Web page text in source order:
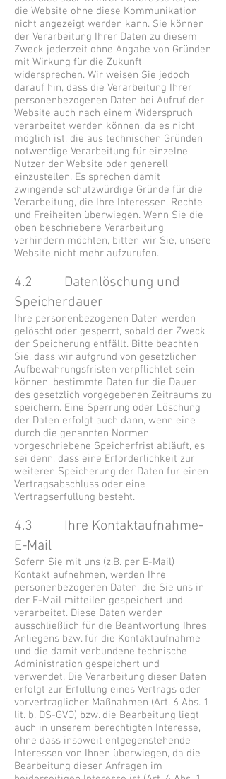
die Website ohne diese Kommunikation
nicht angezeigt werden kann. Sie können
der Verarbeitung Ihrer Daten zu diesem
Zweck jederzeit ohne Angabe von Gründen
mit Wirkung für die Zukunft
widersprechen. Wir weisen Sie jedoch
darauf hin, dass die Verarbeitung Ihrer
personenbezogenen Daten bei Aufruf der
Website auch nach einem Widerspruch
verarbeitet werden können, da es nicht
möglich ist, die aus technischen Gründen
notwendige Verarbeitung für einzelne
Nutzer der Website oder generell
einzustellen. Es sprechen damit
zwingende schutzwürdige Gründe für die
Verarbeitung, die Ihre Interessen, Rechte
und Freiheiten überwiegen. Wenn Sie die
oben beschriebene Verarbeitung
verhindern möchten, bitten wir Sie, unsere
Website nicht mehr aufzurufen.
4.2 Datenlöschung und
Speicherdauer
Ihre personenbezogenen Daten werden
gelöscht oder gesperrt, sobald der Zweck
der Speicherung entfällt. Bitte beachten
Sie, dass wir aufgrund von gesetzlichen
Aufbewahrungsfristen verpflichtet sein
können, bestimmte Daten für die Dauer
des gesetzlich vorgegebenen Zeitraums zu
speichern. Eine Sperrung oder Löschung
der Daten erfolgt auch dann, wenn eine
durch die genannten Normen
vorgeschriebene Speicherfrist abläuft, es
sei denn, dass eine Erforderlichkeit zur
weiteren Speicherung der Daten für einen
Vertragsabschluss oder eine
Vertragserfüllung besteht.
4.3 Ihre Kontaktaufnahme-
E-Mail
Sofern Sie mit uns (z.B. per E-Mail)
Kontakt aufnehmen, werden Ihre
personenbezogenen Daten, die Sie uns in
der E-Mail mitteilen gespeichert und
verarbeitet. Diese Daten werden
ausschließlich für die Beantwortung Ihres
Anliegens bzw. für die Kontaktaufnahme
und die damit verbundene technische
Administration gespeichert und
verwendet. Die Verarbeitung dieser Daten
erfolgt zur Erfüllung eines Vertrags oder
vorvertraglicher Maßnahmen (Art. 6 Abs. 1
lit. b. DS-GVO) bzw. die Bearbeitung liegt
auch in unserem berechtigten Interesse,
ohne dass insoweit entgegenstehende
Interessen von Ihnen überwiegen, da die
Bearbeitung dieser Anfragen im